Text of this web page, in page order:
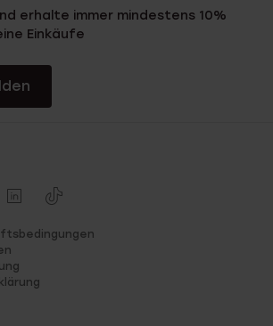
erhalte immer mindestens 10%
Einkäufe